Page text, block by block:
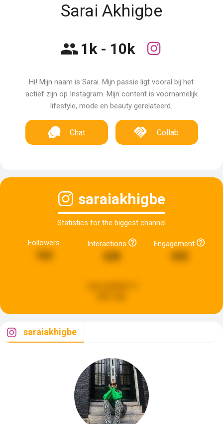
Sarai Akhigbe
1k - 10k
Hi! Mijn naam is Sarai. Mijn passie ligt vooral bij het
actief zijn op Instagram. Mijn content is voornamelijk
lifestyle, mode en beauty gerelateerd.
Chat Collab
saraiakhigbe
Statistics for the biggest channel
Followers Interactions
628
Engagement
saraiakhigbe